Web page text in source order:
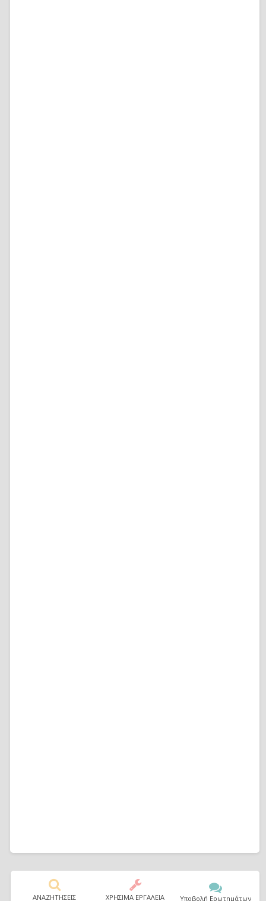
ΑΝΑΖΗΤΗΣΕΙΣ ΧΡΗΣΙΜΑ ΕΡΓΑΛΕΙΑ Υποβολή Ερωτημάτων